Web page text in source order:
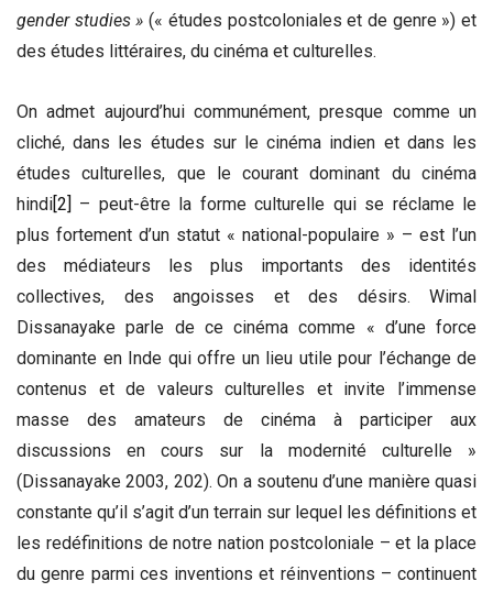
gender studies » (« études postcoloniales et de genre ») et
des études littéraires, du cinéma et culturelles.
On admet aujourd’hui communément, presque comme un
cliché, dans les études sur le cinéma indien et dans les
études culturelles, que le courant dominant du cinéma
hindi[2] – peut-être la forme culturelle qui se réclame le
plus fortement d’un statut « national-populaire » – est l’un
des médiateurs les plus importants des identités
collectives, des angoisses et des désirs. Wimal
Dissanayake parle de ce cinéma comme « d’une force
dominante en Inde qui offre un lieu utile pour l’échange de
contenus et de valeurs culturelles et invite l’immense
masse des amateurs de cinéma à participer aux
discussions en cours sur la modernité culturelle »
(Dissanayake 2003, 202). On a soutenu d’une manière quasi
constante qu’il s’agit d’un terrain sur lequel les définitions et
les redéfinitions de notre nation postcoloniale – et la place
du genre parmi ces inventions et réinventions – continuent